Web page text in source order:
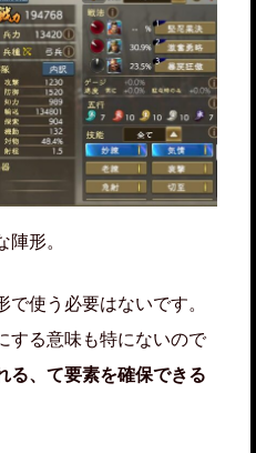
形。
使う必要はないです。
する意味も特にないので
る、て要素を確保できる